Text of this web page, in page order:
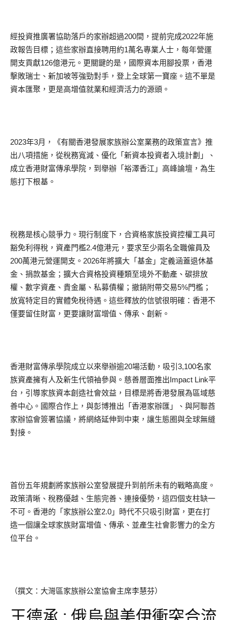
經投資推廣署協助落戶的家辦超過200間，提前完成2022年施
政報告目標；這些家辦直接聘用約1萬名專業人士，每年營運
開支貢獻126億港元。更關鍵的是，國際資本用腳投票，香港
擊敗瑞士、新加坡等強勁對手，登上全球第一寶座。這不單是
資本匯聚，更是高增值就業和經濟活力的源頭。
2023年3月，《有關香港發展家族辦公室業務的政策宣言》推
出八項措施，從稅務寬減、優化「新資本投資者入境計劃」、
成立香港財富傳承學院，到舉辦「裕澤香江」高峰論壇，為生
態打下根基。
稅務是核心競爭力。現行制度下，合資格家族投資控權工具可
豁免利得稅，資產門檻2.4億港元，要求至少兩名全職僱員及
200萬港元營運開支。2026年將擴大「基金」定義涵蓋退休基
金、捐款基金；擴大合資格投資種類至境外不動產、碳排放
權、數字資產、貴金屬、私募債權；撤銷附帶交易5%門檻；
放寬特定目的實體免稅待遇。這些釋放的信號很明確：香港不
僅要留住財富，更要讓財富增值、傳承、創新。
香港財富傳承學院成立以來舉辦逾20場活動，吸引3,100名家
族資產擁有人及新生代領袖參與。慈善層面推出Impact Link平
台，引導家族資本創造社會效益，目標是將香港發展為區域慈
善中心。國際合作上，與彭博推出「香港家辦匯」、與阿聯酋
家辦協會簽署協議，將網絡延伸到中東，讓生態圈與全球無縫
對接。
首份五年規劃將家族辦公室發展提升到前所未有的戰略高度。
政策清晰、稅務優越、生態完善、連接優勢，這四個支柱缺一
不可。香港的「家族辦公室2.0」時代不只吸引財富，更在打
造一個讓全球家族財富增值、傳承、並產生社會影響力的全方
位平台。
（撰文：大灣區家族辦公室協會主席李慧芬）